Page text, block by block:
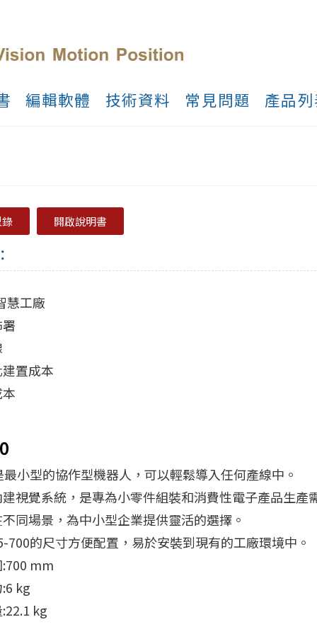
編輯軟體 技術資料 常見問題 產品
開啟說明書
慧工廠
置成本
小型的協作型機器人，可以輕鬆導入任何產線中。
視覺系統，是專為小零件組裝和消費性電子產品生產
同場景，為中小型企業提供靈活的選擇。
700的尺寸方便配置，易於安裝到現有的工廠環境中。
mm
kg
kg